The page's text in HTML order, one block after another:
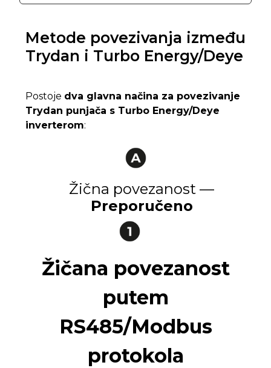
Metode povezivanja između
Trydan i Turbo Energy/Deye
Postoje dva glavna načina za povezivanje
Trydan punjača s Turbo Energy/Deye
inverterom:
Žična povezanost —
Preporučeno
Žičana povezanost
putem
RS485/Modbus
protokola